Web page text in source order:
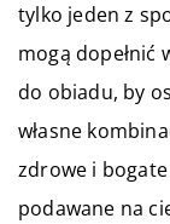
tylko jeden z
mogą dopełnić
do obiadu, by
własne
zdrowe i
podawane na